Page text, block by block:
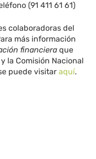
(91 411 61 61)
colaboradoras del
más información
financiera que
la Comisión Nacional
puede visitaraquí.